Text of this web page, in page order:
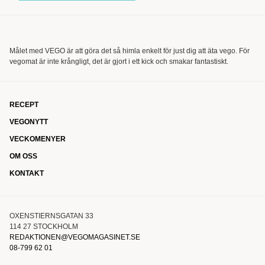
Målet med VEGO är att göra det så himla enkelt för just dig att äta vego. För
vegomat är inte krångligt, det är gjort i ett kick och smakar fantastiskt.
RECEPT
VEGONYTT
VECKOMENYER
OM OSS
KONTAKT
OXENSTIERNSGATAN 33
114 27 STOCKHOLM
REDAKTIONEN@VEGOMAGASINET.SE
08-799 62 01